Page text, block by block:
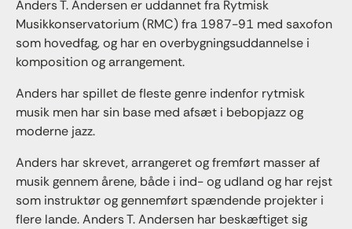
Anders T. Andersen er uddannet fra Rytmisk
Musikkonservatorium (RMC) fra 1987-91 med saxofon
som hovedfag, og har en overbygningsuddannelse i
komposition og arrangement.
Anders har spillet de fleste genre indenfor rytmisk
musik men har sin base med afsæt i bebopjazz og
moderne jazz.
Anders har skrevet, arrangeret og fremført masser af
musik gennem årene, både i ind- og udland og har rejst
som instruktør og gennemført spændende projekter i
flere lande. Anders T. Andersen har beskæftiget sig